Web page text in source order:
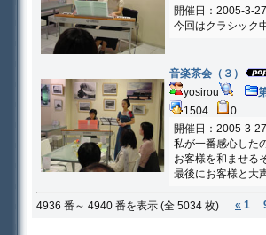
開催日：2005-3-27
今回はクラシック
音楽茶会（３）
yosirou
1504
0
開催日：2005-3-27
私が一番感心した
お客様を和ませる
最後にお客様と大
4936 番～ 4940 番を表示 (全 5034 枚) « 1 ...